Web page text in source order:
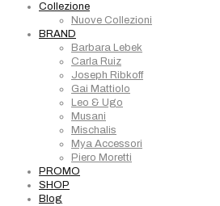
Collezione
Nuove Collezioni
BRAND
Barbara Lebek
Carla Ruiz
Joseph Ribkoff
Gai Mattiolo
Leo & Ugo
Musani
Mischalis
Mya Accessori
Piero Moretti
PROMO
SHOP
Blog